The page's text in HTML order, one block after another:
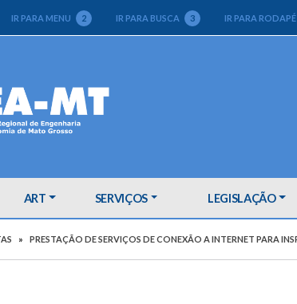
IR PARA MENU 2 IR PARA BUSCA 3 IR PARA RODAPÉ
ART SERVIÇOS LEGISLAÇÃO
PRESTAÇÃO DE SERVIÇOS DE CONEXÃO A INTERNET PARA